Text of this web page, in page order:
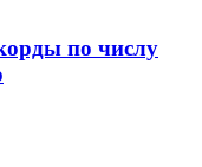
по числу